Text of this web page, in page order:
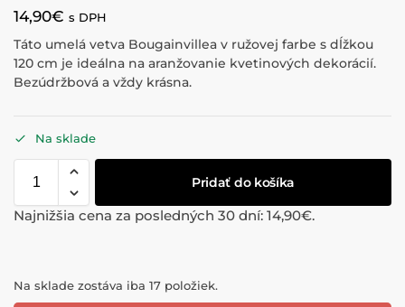
14,90€ s DPH
Táto umelá vetva Bougainvillea v ružovej farbe s dĺžkou
120 cm je ideálna na aranžovanie kvetinových dekorácií.
Bezúdržbová a vždy krásna.
Na sklade
Pridať do košíka
Najnižšia cena za posledných 30 dní: 14,90€.
Na sklade zostáva iba 17 položiek.